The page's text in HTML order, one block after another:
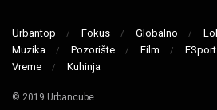
MUZIKA
Urbantop Fokus Globalno
Muzika
Pozorište Film ESport
Vreme
Kuhinja
© 2019 Urbancube